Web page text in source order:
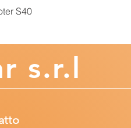
S40
s.r.l